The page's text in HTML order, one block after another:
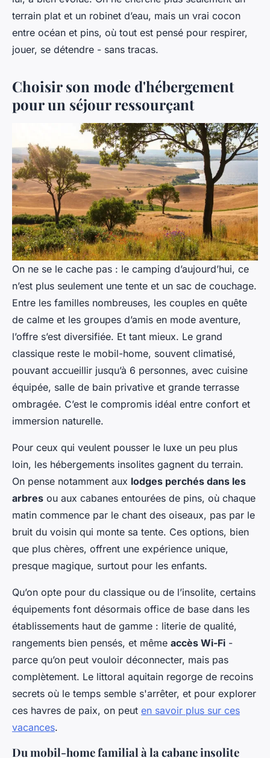
terrain plat et un robinet d’eau, mais un vrai cocon
entre océan et pins, où tout est pensé pour respirer,
jouer, se détendre - sans tracas.
Choisir son mode d'hébergement
pour un séjour ressourçant
On ne se le cache pas : le camping d’aujourd’hui, ce
n’est plus seulement une tente et un sac de couchage.
Entre les familles nombreuses, les couples en quête
de calme et les groupes d’amis en mode aventure,
l’offre s’est diversifiée. Et tant mieux. Le grand
classique reste le mobil-home, souvent climatisé,
pouvant accueillir jusqu’à 6 personnes, avec cuisine
équipée, salle de bain privative et grande terrasse
ombragée. C’est le compromis idéal entre confort et
immersion naturelle.
Pour ceux qui veulent pousser le luxe un peu plus
loin, les hébergements insolites gagnent du terrain.
On pense notamment aux lodges perchés dans les
arbres ou aux cabanes entourées de pins, où chaque
matin commence par le chant des oiseaux, pas par le
bruit du voisin qui monte sa tente. Ces options, bien
que plus chères, offrent une expérience unique,
presque magique, surtout pour les enfants.
Qu’on opte pour du classique ou de l’insolite, certains
équipements font désormais office de base dans les
établissements haut de gamme : literie de qualité,
rangements bien pensés, et même accès Wi-Fi -
parce qu’on peut vouloir déconnecter, mais pas
complètement. Le littoral aquitain regorge de recoins
secrets où le temps semble s'arrêter, et pour explorer
ces havres de paix, on peut en savoir plus sur ces
vacances.
Du mobil-home familial à la cabane insolite